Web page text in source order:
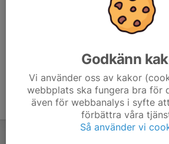
Godkänn
Vi använder oss av kakor
webbplats ska fungera bra för
även för webbanalys i syfte
förbättra våra
Så använder vi